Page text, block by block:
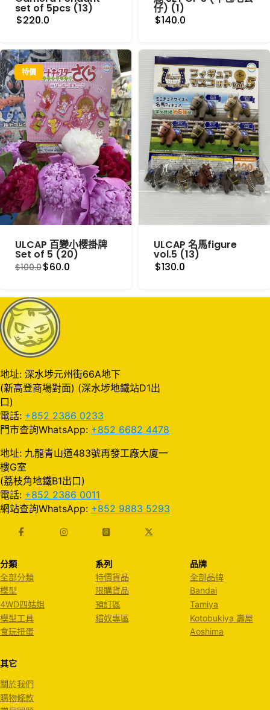
set of 5pcs (13)
$220.0
仔) (1)
$140.0
特價
ULCAP 百變小櫻掛牌
Set of 5 (20)
$100.0$60.0
ULCAP 名馬figure
vol.5 (13)
$130.0
地址: 深水埗元州街66A地下
(新高登商場對面) (深水埗地鐵站D1出
口)
電話: +852 2386 0233
門市查詢WhatsApp: +852 6682 4478
地址: 九龍青山道483號再發工廠大廈一
樓G室
(荔枝角地鐵B1出口)
電話: +852 2386 0011
網站查詢WhatsApp: +852 9883 5293
分類
全部分類
模型
4WD四姑姐
模型工具
食玩扭蛋
系列
特價貨品
限購貨品
預訂區
貓奴專區
品牌
全部品牌
Bandai
Tamiya
Kotobukiya 壽屋
Aoshima
其它
關於我們
購物條款